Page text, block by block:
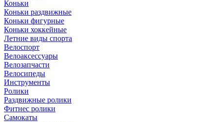
Коньки
Коньки раздвижные
Коньки фигурные
Коньки хоккейные
Летние виды спорта
Велоспорт
Велоаксессуары
Велозапчасти
Велосипеды
Инструменты
Ролики
Раздвижные ролики
Фитнес ролики
Самокаты